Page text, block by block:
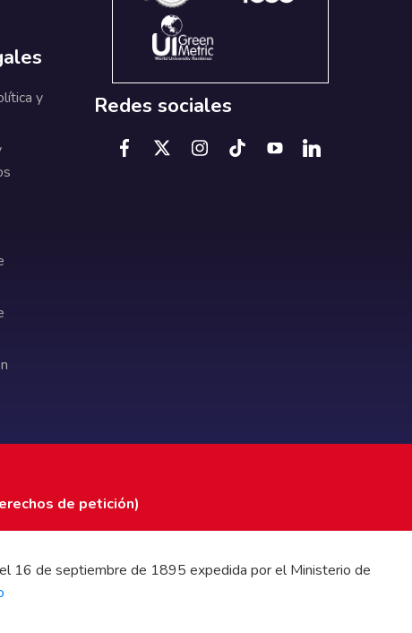
y
Redes sociales
de petición)
16 de septiembre de 1895 expedida por el Ministerio de